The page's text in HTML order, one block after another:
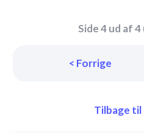
Side 4 ud af
< Forrige
Tilbage